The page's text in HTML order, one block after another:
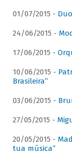
01/07/2015 -
24/06/2015 -
17/06/2015 -
10/06/2015 -
Brasileira”
03/06/2015 -
27/05/2015 -
20/05/2015 -
tua música”